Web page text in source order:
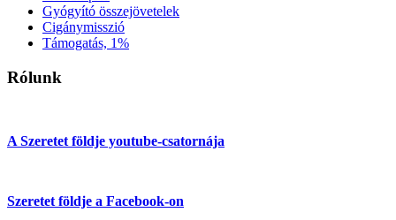
Gyógyító összejövetelek
Cigánymisszió
Támogatás, 1%
Rólunk
A Szeretet földje youtube-csatornája
Szeretet földje a Facebook-on